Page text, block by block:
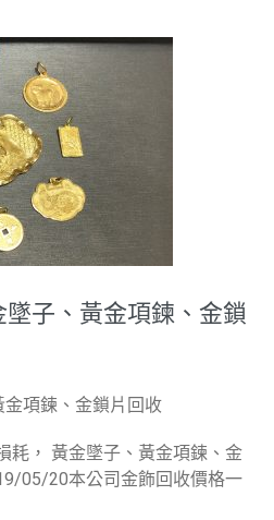
子、黃金項鍊、金鎖
項鍊、金鎖片回收
耗， 黃金墜子、黃金項鍊、金
05/20本公司金飾回收價格一